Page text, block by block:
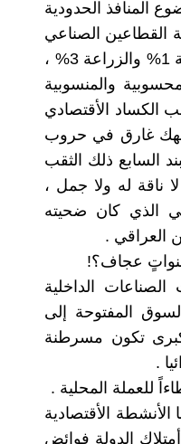
المنافذ الحدودية
القطاعين الصناعي
والزراعي في عملية التنمية ، ربما تكون نسبة مساهمة الصناعة 1% والزراعة 3% ،
والمنسوبية
الكساد الأقتصادي
منهك غارق في حروب
السابع ذلك الثقب
ناقة له ولا جمل ،
الذي كان ضحيته
العراقي .
عجاف؟!
ل95% التي أصابت الصناعات الداخلية
المفتوحة إلى
تكون مسرطنة
.
للعملة المحلية .
الأنشطة الأقتصادية
الدولة فوائض